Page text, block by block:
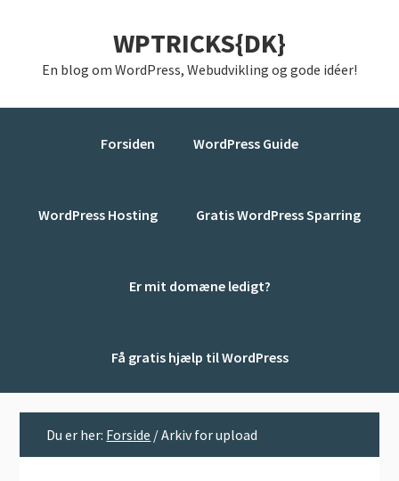
indhold
WPTRICKS{DK}
En blog om WordPress, Webudvikling og gode idéer!
Forsiden WordPress Guide
WordPress Hosting Gratis WordPress Sparring
Er mit domæne ledigt?
Få gratis hjælp til WordPress
Du er her: Forside /Arkiv for upload